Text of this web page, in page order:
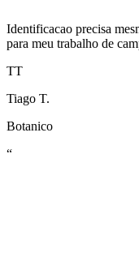
Identificacao precisa
para meu trabalho de
TT
Tiago T.
Botanico
“